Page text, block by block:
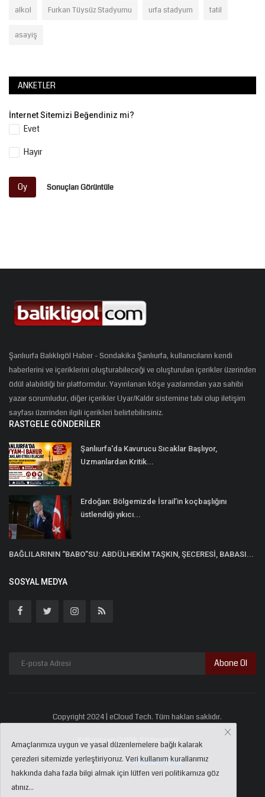
alkol Furkan Tüysüz Stadyumu urfa stadyum tatil
asayiş
ANKETLER
İnternet Sitemizi Beğendiniz mi?
Evet
Hayır
Oy Sonuçları Görüntüle
Şanlıurfa Balıklıgöl Haber - Sondakika Şanlıurfa, kullanıcıların kendi
haberlerini ve içeriklerini oluşturabileceği ve oluşturulan içerikler üzerinden
ödül alabildiği bir platformdur. Yayınlanan köşe yazılarından yazı sahibi
yazar sorumludur, diğer içerikler Uyar/Kaldır sistemine tabi olup iletişim
sayfası üzerinden ilgili içerikleri belirtebilirsiniz.
RASTGELE GÖNDERILER
Şanlıurfa'da Kavurucu Sıcaklar Başlıyor,
Uzmanlardan Kritik...
Erdoğan: Bölgemizde İsrail’in koçbaşlığını
üstlendiği yıkıcı...
BAĞLILARININ “BABO”SU: ABDÜLHEKİM TAŞKIN, ŞECERESİ, BABASI...
SOSYAL MEDYA
Abone Ol
Copyright 2024 | eCloud Tech. Tüm hakları saklıdır.
Kullanıcı ve Gizlilik Sözleşmesi
Destekleyen:Avukat Portal
Amaçlarımıza uygun ve yasal düzenlemelere bağlı kalarak
çerezleri sitemizde yerleştiriyoruz. Veri kullanım kurallarımız
hakkında daha fazla bilgi almak için lütfen veri politikamıza göz
atınız...